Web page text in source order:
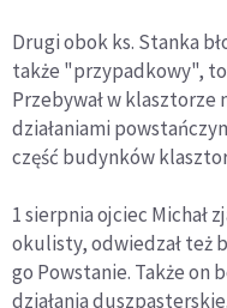
Drugi obok ks. Stanka
także "przypadkowy", to
Przebywał w klasztorze
działaniami
część budynków
1 sierpnia ojciec Michał
okulisty, odwiedzał też
go Powstanie. Także on
działania